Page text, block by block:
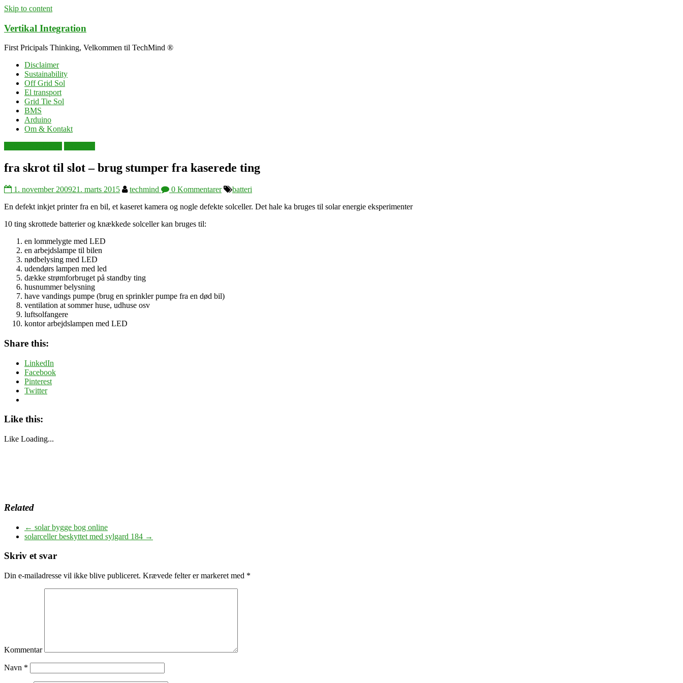
Skip to content
Vertikal Integration
First Pricipals Thinking, Velkommen til TechMind ®
Disclaimer
Sustainability
Off Grid Sol
El transport
Grid Tie Sol
BMS
Arduino
Om & Kontakt
fra skrot til slot – brug stumper fra kaserede ting
1. november 200921. marts 2015 techmind 0 Kommentarer
batteri
En defekt inkjet printer fra en bil, et kaseret kamera og nogle defekte solceller. Det hale ka bruges til solar energie eksperimenter
10 ting skrottede batterier og knækkede solceller kan bruges til:
en lommelygte med LED
en arbejdslampe til bilen
nødbelysing med LED
udendørs lampen med led
dække strømforbruget på standby ting
husnummer belysning
have vandings pumpe (brug en sprinkler pumpe fra en død bil)
ventilation at sommer huse, udhuse osv
luftsolfangere
kontor arbejdslampen med LED
Share this:
LinkedIn
Facebook
Pinterest
Twitter
Like this:
Like Loading...
Related
← solar bygge bog online
solarceller beskyttet med sylgard 184 →
Skriv et svar
Din e-mailadresse vil ikke blive publiceret. Krævede felter er markeret med *
Kommentar
Navn *